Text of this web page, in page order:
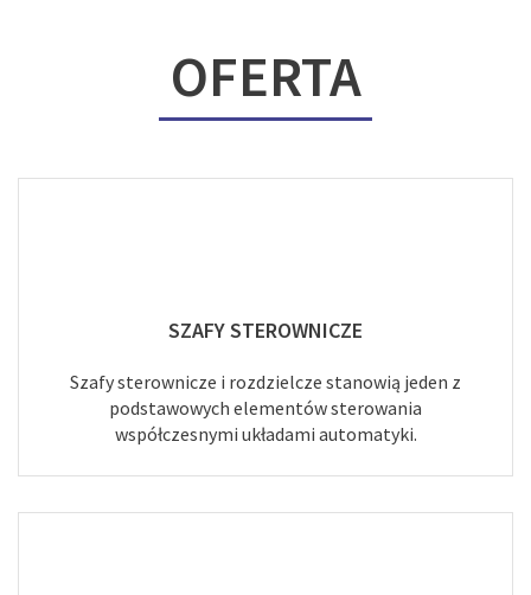
OFERTA
SZAFY STEROWNICZE
Szafy sterownicze i rozdzielcze stanowią jeden z
podstawowych elementów sterowania
współczesnymi układami automatyki.